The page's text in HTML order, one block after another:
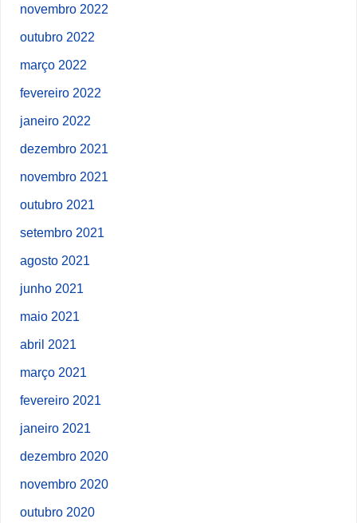
novembro 2022
outubro 2022
março 2022
fevereiro 2022
janeiro 2022
dezembro 2021
novembro 2021
outubro 2021
setembro 2021
agosto 2021
junho 2021
maio 2021
abril 2021
março 2021
fevereiro 2021
janeiro 2021
dezembro 2020
novembro 2020
outubro 2020